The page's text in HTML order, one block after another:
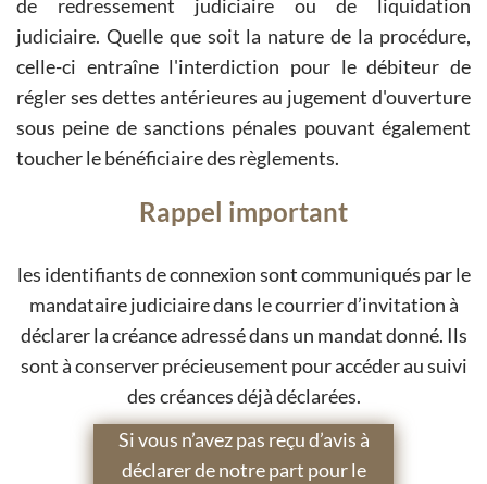
de redressement judiciaire ou de liquidation
judiciaire. Quelle que soit la nature de la procédure,
celle-ci entraîne l'interdiction pour le débiteur de
régler ses dettes antérieures au jugement d'ouverture
sous peine de sanctions pénales pouvant également
toucher le bénéficiaire des règlements.
Rappel important
les identifiants de connexion sont communiqués par le
mandataire judiciaire dans le courrier d’invitation à
déclarer la créance adressé dans un mandat donné. Ils
sont à conserver précieusement pour accéder au suivi
des créances déjà déclarées.
Si vous n’avez pas reçu d’avis à
déclarer de notre part pour le